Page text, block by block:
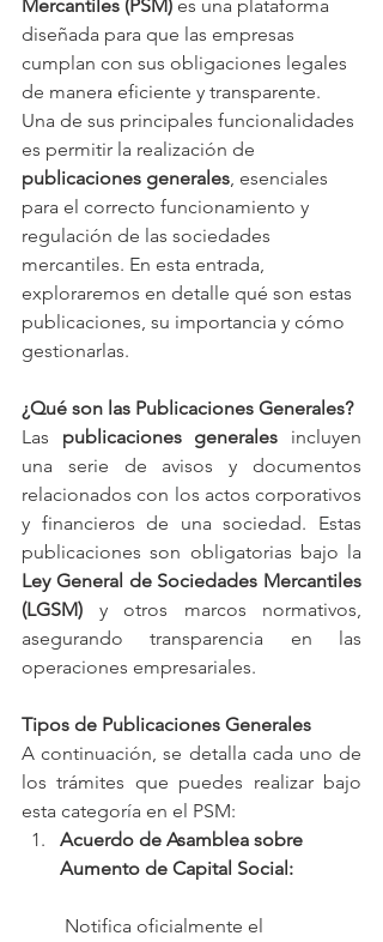
Mercantiles (PSM) es una plataforma
diseñada para que las empresas
cumplan con sus obligaciones legales
de manera eficiente y transparente.
Una de sus principales funcionalidades
es permitir la realización de
publicaciones generales, esenciales
para el correcto funcionamiento y
regulación de las sociedades
mercantiles. En esta entrada,
exploraremos en detalle qué son estas
publicaciones, su importancia y cómo
gestionarlas.
¿Qué son las Publicaciones Generales?
Las publicaciones generales incluyen
una serie de avisos y documentos
relacionados con los actos corporativos
y financieros de una sociedad. Estas
Ley General de Sociedades Mercantiles
(LGSM) y otros marcos normativos,
asegurando transparencia en las
operaciones empresariales.
Tipos de Publicaciones Generales
A continuación, se detalla cada uno de
los trámites que puedes realizar bajo
esta categoría en el PSM:
Acuerdo de Asamblea sobre
Aumento de Capital Social: